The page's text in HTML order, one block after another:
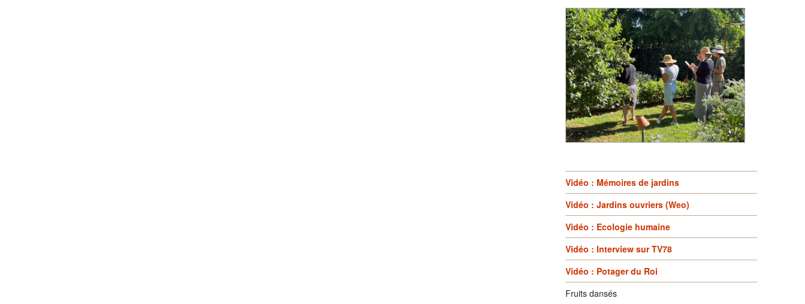
Vidéo : Mémoires de jardins
Vidéo : Jardins ouvriers (Weo)
Vidéo : Ecologie humaine
Vidéo : Interview sur TV78
Vidéo : Potager du Roi
Fruits dansés